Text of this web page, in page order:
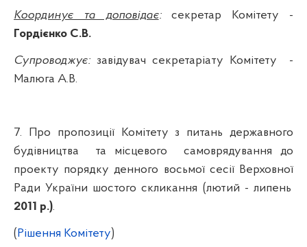
Координує та доповідає:секретар Комітету -
Гордієнко С.В.
Супроводжує: завідувач секретаріату Комітету
-
Малюга А.В.
7. Про пропозиції Комітету з питань державного
будівництва
та місцевого самоврядування до
проекту порядку денного восьмої сесії Верховної
Ради України шостого скликання (лютий - липень
2011 р.).
( Рішення Комітету)